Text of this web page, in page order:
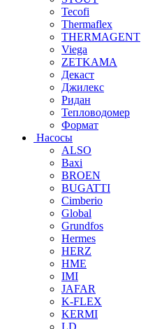
Tecofi
Thermaflex
THERMAGENT
Viega
ZETKAMA
Декаст
Джилекс
Ридан
Тепловодомер
Формат
Насосы
ALSO
Baxi
BROEN
BUGATTI
Cimberio
Global
Grundfos
Hermes
HERZ
HME
IMI
JAFAR
K-FLEX
KERMI
LD